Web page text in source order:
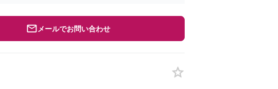
メールでお問い合わせ